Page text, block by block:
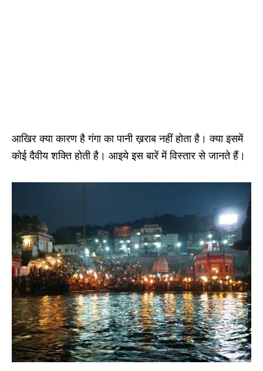
आखिर क्या कारण है गंगा का पानी ख़राब नहीं होता है। क्या इसमें
कोई दैवीय शक्ति होती है। आइये इस बारें में विस्तार से जानते हैं।